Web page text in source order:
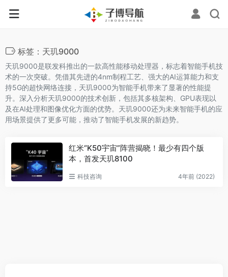
标签：天玑9000
天玑9000是联发科推出的一款高性能移动处理器，标志着智能手机技
术的一次突破。凭借其先进的4nm制程工艺、强大的AI运算能力和支
持5G的超快网络连接，天玑9000为智能手机带来了显著的性能提
升。深入分析天玑9000的技术创新，包括其多核架构、GPU表现以
及在AI处理和图像优化方面的优势。天玑9000还为未来智能手机的应
用场景提供了更多可能，推动了智能手机发展的新趋势。
红米“K50宇宙”阵营揭晓！最少有四个版
本，首发天玑8100
科技咨询 4年前 (2022)